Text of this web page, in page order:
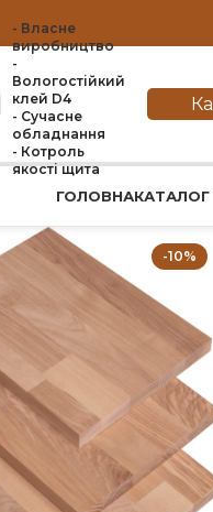
- Власне
виробництво
-
Вологостійкий
клей D4
- Сучасне
обладнання
- Котроль
якоcті щита
ГОЛОВНАКАТАЛОГ
-10%